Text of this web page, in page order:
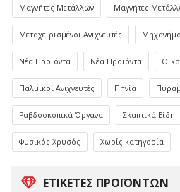
Μαγνήτες Μετάλλων Μαγνήτες
Μεταχειρισμένοι Ανιχνευτές
Νέα Προϊόντα Νέα Προϊόντα
Παλμικοί Ανιχνευτές Πηνία
Ραβδοσκοπικά Όργανα Σκαπτικά Είδη
Φυσικός Χρυσός Χωρίς κατηγορία
ΕΤΙΚΈΤΕΣ ΠΡΟΪΌΝΤΩΝ